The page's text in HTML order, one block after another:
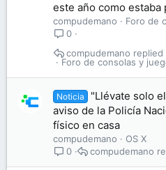
este año como estaba
compudemano
Foro de
0
Foro de consolas y
compudemano
Noticia
"Llévate solo
aviso de la Policía
físico en casa
compudemano
OS X
0
compudemano